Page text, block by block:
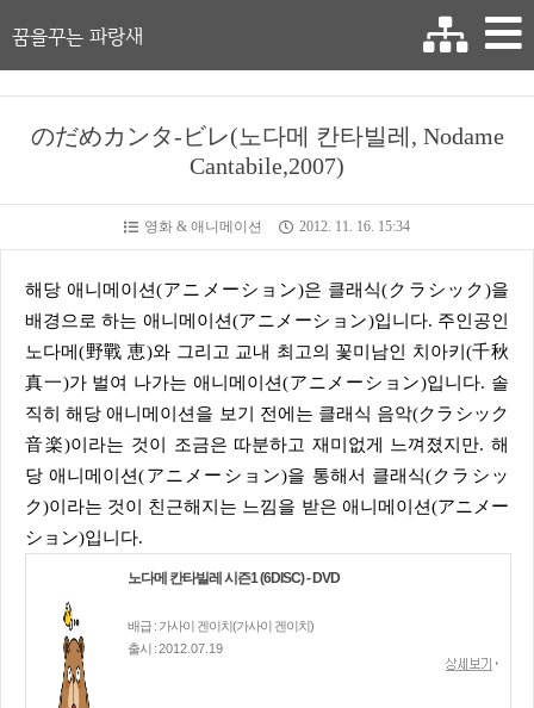
꿈을꾸는 파랑새
のだめカンタ-ビレ(노다메 칸타빌레, Nodame
Cantabile,2007)
영화 & 애니메이션 2012. 11. 16. 15:34
해당 애니메이션(アニメーション)은 클래식(クラシック)을
배경으로 하는 애니메이션(アニメーション)입니다. 주인공인
노다메(野戰 恵)와 그리고 교내 최고의 꽃미남인 치아키(千秋
真一)가 벌여 나가는 애니메이션(アニメーション)입니다. 솔
직히 해당 애니메이션을 보기 전에는 클래식 음악(クラシック
音楽)이라는 것이 조금은 따분하고 재미없게 느껴졌지만. 해
당 애니메이션(アニメーション)을 통해서 클래식(クラシッ
ク)이라는 것이 친근해지는 느낌을 받은 애니메이션(アニメー
ション)입니다.
노다메 칸타빌레 시즌1 (6DISC) - DVD
배급 : 가사이 겐이치(가사이 겐이치)
출시 :2012.07.19